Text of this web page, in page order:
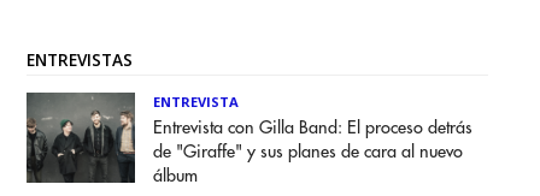
ENTREVISTAS
ENTREVISTA
Entrevista con Gilla Band: El proceso detrás
de "Giraffe" y sus planes de cara al nuevo
álbum